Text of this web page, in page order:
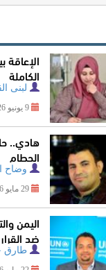
اليمن المنسي.. لماذا
الطرف عن انتهاكات
رياض الدبعي
29 يوليو 2026
تعثر الدبلوماسية
الإقليمية والدولية
سامي نعمان
22 يوليو 2026
لحظة بيرل هاربر اليمنية
محمد عبدالمغني